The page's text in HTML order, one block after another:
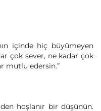
içinde hiç büyümeyen
çok sever, ne kadar çok
mutlu edersin.”
hoşlanır bir düşünün.